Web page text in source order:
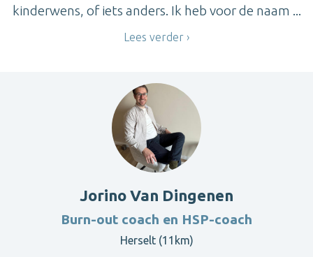
kinderwens, of iets anders. Ik heb voor de naam ...
Lees verder
Jorino Van Dingenen
Burn-out coach en HSP-coach
Herselt (11km)